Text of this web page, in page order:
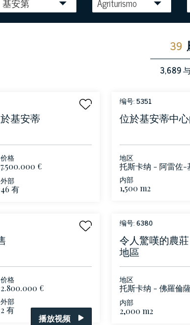
基安第 Agriturismo
39
3,689
基安蒂
价格
7.500.000 €
外部
46 有
编号:5351
位於基安蒂中
地区
托斯卡纳 - 阿雷佐-
内部
1,500 m2
价格
2.800.000 €
外部
2 有
编号:6380
令人驚嘆的農
地區
地区
托斯卡纳 - 佛羅倫
安蒂
内部
2,000 m2
播放视频